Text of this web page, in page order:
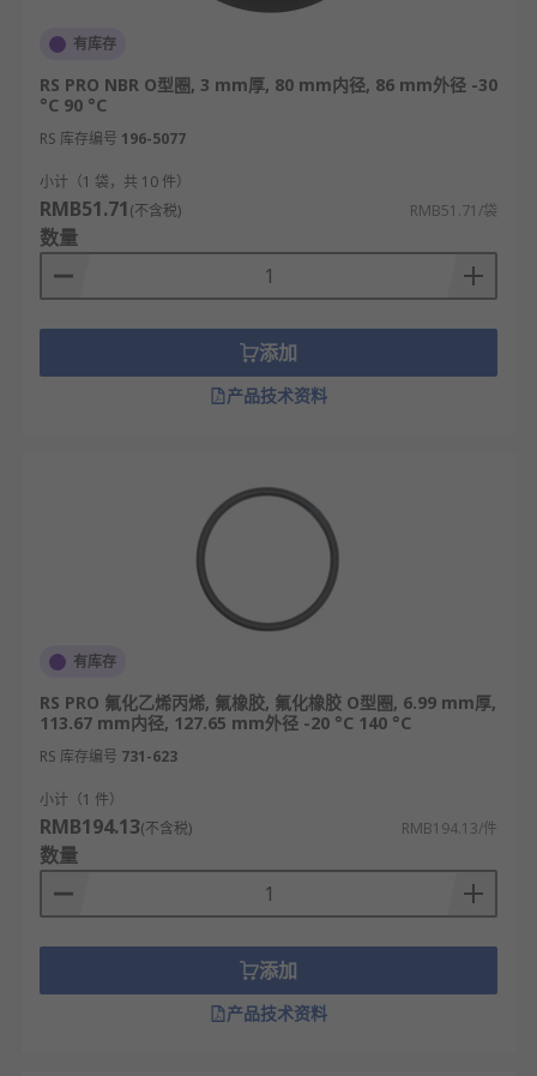
有库存
RS PRO NBR O型圈, 3 mm厚, 80 mm内径, 86 mm外径 -30
°C 90 °C
RS 库存编号 196-5077
小计（1 袋，共 10 件）
RMB51.71(不含税) RMB51.71/袋
数量
添加
产品技术资料
有库存
RS PRO 氟化乙烯丙烯, 氟橡胶, 氟化橡胶 O型圈, 6.99 mm厚,
113.67 mm内径, 127.65 mm外径 -20 °C 140 °C
RS 库存编号 731-623
小计（1 件）
RMB194.13(不含税) RMB194.13/件
数量
添加
产品技术资料